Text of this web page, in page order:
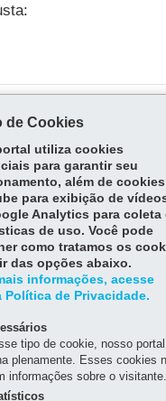
Registro de Classe On-line
CORRUPÇÃO
de Cookies
utiliza cookies
para garantir seu
além de
para exibição de
Analytics para coleta
de uso. Você pode
como tratamos os
das opções abaixo.
informações, acesse
Política de Privacidade.
tipo de cookie, nosso
plenamente. Esses cookies
informações sobre o visitante.